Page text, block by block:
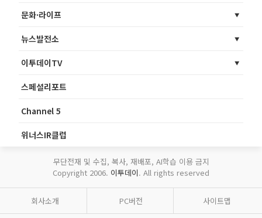
문화·라이프
뉴스발전소
이투데이TV
스페셜리포트
Channel 5
위너스IR클럽
무단전재 및 수집, 복사, 재배포, AI학습 이용 금지
Copyright 2006. 이투데이. All rights reserved
회사소개 PC버전 사이트맵